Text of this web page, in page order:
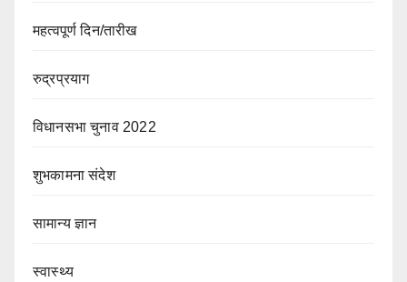
महत्वपूर्ण दिन/तारीख
रुद्रप्रयाग
विधानसभा चुनाव 2022
शुभकामना संदेश
सामान्य ज्ञान
स्वास्थ्य